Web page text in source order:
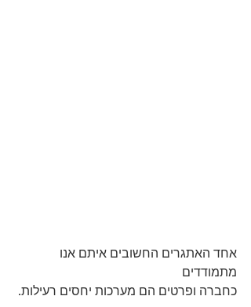
אחד האתגרים החשובים איתם אנו
מתמודדים
כחברה ופרטים הם מערכות יחסים רעילות.